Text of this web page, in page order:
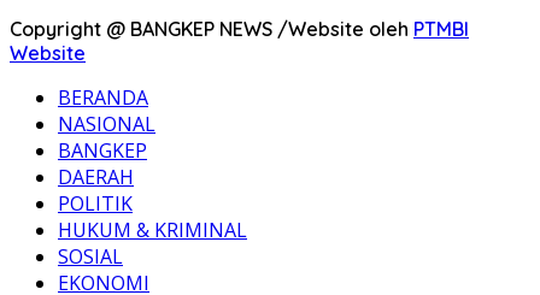
Copyright @ BANGKEP NEWS /Website oleh PTMBI
Website
BERANDA
NASIONAL
BANGKEP
DAERAH
POLITIK
HUKUM & KRIMINAL
SOSIAL
EKONOMI